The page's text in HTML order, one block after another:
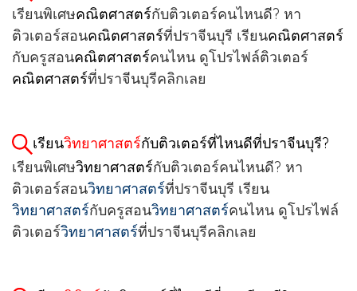
เรียนพิเศษคณิตศาสตร์กับติวเตอร์คนไหนดี? หา
ติวเตอร์สอนคณิตศาสตร์ที่ปราจีนบุรี เรียนคณิตศาสตร์
กับครูสอนคณิตศาสตร์คนไหน ดูโปรไฟล์ติวเตอร์
คณิตศาสตร์ที่ปราจีนบุรีคลิกเลย
เรียนวิทยาศาสตร์กับติวเตอร์ที่ไหนดีที่ปราจีนบุรี?
เรียนพิเศษวิทยาศาสตร์กับติวเตอร์คนไหนดี? หา
ติวเตอร์สอนวิทยาศาสตร์ที่ปราจีนบุรี เรียน
วิทยาศาสตร์กับครูสอนวิทยาศาสตร์คนไหน ดูโปรไฟล์
ติวเตอร์วิทยาศาสตร์ที่ปราจีนบุรีคลิกเลย